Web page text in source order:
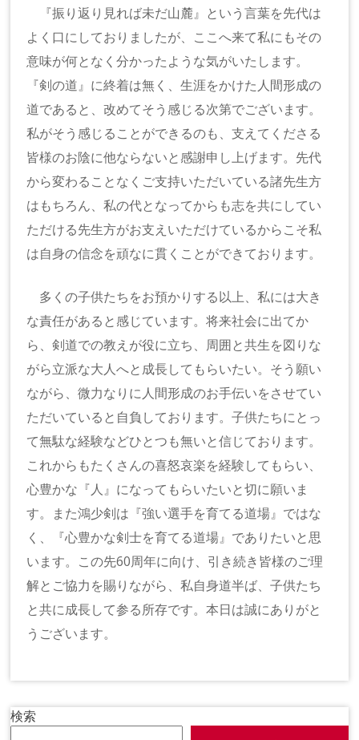
『振り返り見れば未だ山麓』という言葉を先代は
よく口にしておりましたが、ここへ来て私にもその
意味が何となく分かったような気がいたします。
『剣の道』に終着は無く、生涯をかけた人間形成の
道であると、改めてそう感じる次第でございます。
私がそう感じることができるのも、支えてくださる
皆様のお陰に他ならないと感謝申し上げます。先代
から変わることなくご支持いただいている諸先生方
はもちろん、私の代となってからも志を共にしてい
ただける先生方がお支えいただけているからこそ私
は自身の信念を頑なに貫くことができております。
多くの子供たちをお預かりする以上、私には大き
な責任があると感じています。将来社会に出てか
ら、剣道での教えが役に立ち、周囲と共生を図りな
がら立派な大人へと成長してもらいたい。そう願い
ながら、微力なりに人間形成のお手伝いをさせてい
ただいていると自負しております。子供たちにとっ
て無駄な経験などひとつも無いと信じております。
これからもたくさんの喜怒哀楽を経験してもらい、
心豊かな『人』になってもらいたいと切に願いま
す。また鴻少剣は『強い選手を育てる道場』ではな
く、『心豊かな剣士を育てる道場』でありたいと思
います。この先60周年に向け、引き続き皆様のご理
解とご協力を賜りながら、私自身道半ば、子供たち
と共に成長して参る所存です。本日は誠にありがと
うございます。
検索